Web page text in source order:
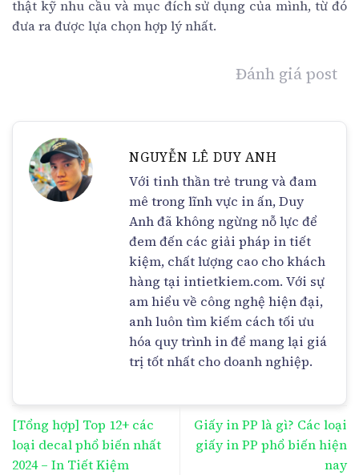
thật kỹ nhu cầu và mục đích sử dụng của mình, từ đó
đưa ra được lựa chọn hợp lý nhất.
Đánh giá post
NGUYỄN LÊ DUY ANH
Với tinh thần trẻ trung và đam
mê trong lĩnh vực in ấn, Duy
Anh đã không ngừng nỗ lực để
đem đến các giải pháp in tiết
kiệm, chất lượng cao cho khách
hàng tại intietkiem.com. Với sự
am hiểu về công nghệ hiện đại,
anh luôn tìm kiếm cách tối ưu
hóa quy trình in để mang lại giá
trị tốt nhất cho doanh nghiệp.
[Tổng hợp] Top 12+ các
loại decal phổ biến nhất
2024 – In Tiết Kiệm
Giấy in PP là gì? Các loại
giấy in PP phổ biến hiện
nay